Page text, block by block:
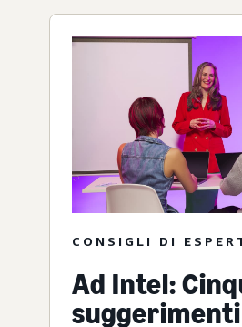
CONSIGLI DI
Ad Intel: